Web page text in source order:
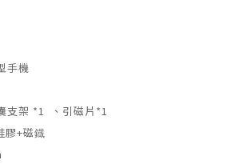
手機
支架 *1 、引磁片*1
膠+磁鐡